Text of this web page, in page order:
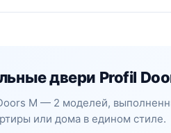
двери Profil
M — 2 моделей,
или дома в едином стиле.